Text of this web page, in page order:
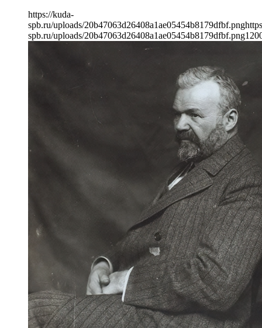
https://kuda-
spb.ru/uploads/20b47063d26408a1ae05454b8179dfbf.png
spb.ru/uploads/20b47063d26408a1ae05454b8179dfbf.png